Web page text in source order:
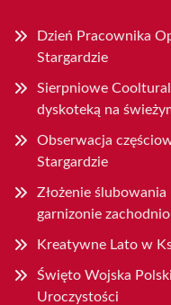
Dzień Pracownika
Stargardzie
Sierpniowe
dyskoteką na
Obserwacja
Stargardzie
Złożenie
garnizonie
Kreatywne Lato w
Święto Wojska
Uroczystości